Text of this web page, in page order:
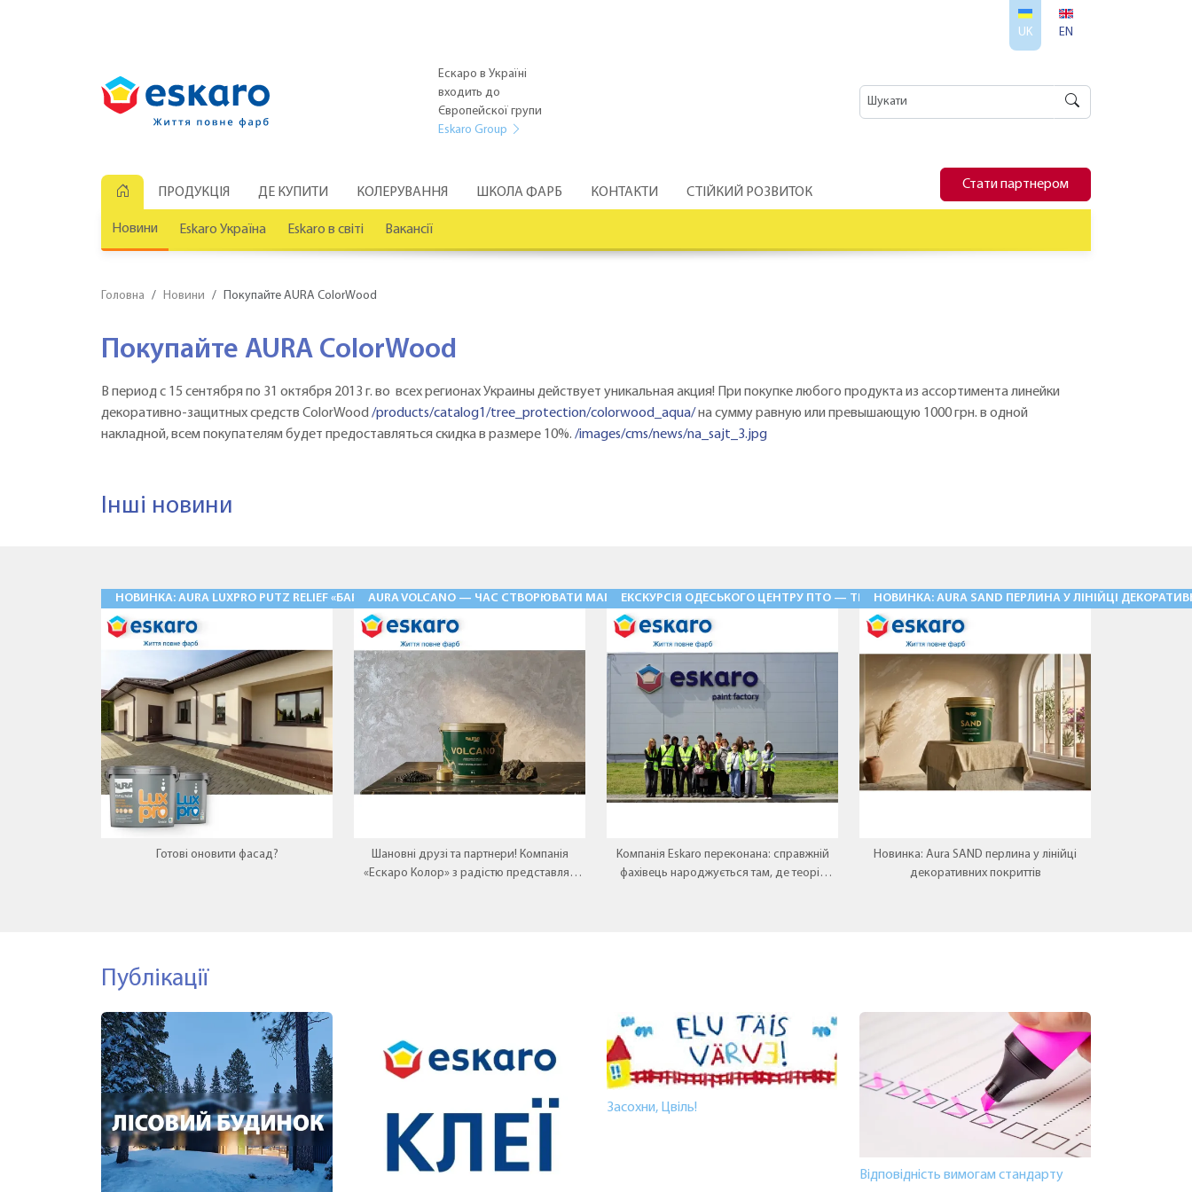
UK EN
Ескаро в Україні
входить до
Європейскої групи
Eskaro Group
ПРОДУКЦІЯ ДЕ КУПИТИ КОЛЕРУВАННЯ ШКОЛА ФАРБ КОНТАКТИ СТІЙКИЙ РОЗВИТОК
Стати партнером
Новини Eskaro Україна Eskaro в світі Вакансії
Головна Новини Покупайте AURA ColorWood
Покупайте AURA ColorWood
В период с 15 сентября по 31 октября 2013 г. во всех регионах Украины действует уникальная акция! При покупке любого продукта из ассортимента линейки
декоративно-защитных средств СolorWood /products/catalog1/tree_protection/colorwood_aqua/на сумму равную или превышающую 1000 грн. в одной
накладной, всем покупателям будет предоставляться скидка в размере 10%. /images/cms/news/na_sajt_3.jpg
Інші новини
НОВИНКА: AURA LUXPRO PUTZ RELIEF «БАРАНЕЦЬ» — ФАСАДНІ ШТУКАТУРКИ НОВОГО РІВНЯ 03.08.2026
Готові оновити фасад?
AURA VOLCANO — ЧАС СТВОРЮВАТИ МАГІЮ 28.05.2026
Шановні друзі та партнери! Компанія
«Ескаро Колор» з радістю представляє
ЕКСКУРСІЯ ОДЕСЬКОГО ЦЕНТРУ ПТО — ТРАДИЦІЯ, ЩО ЖИВЕ! 11.05.2026
Компанія Eskaro переконана: справжній
фахівець народжується там, де теорія
НОВИНКА: AURA SAND ПЕРЛИНА У ЛІНІЙЦІ
Новинка: Aura SAND перлина у лінійці
декоративних покриттів
Публікації
Засохни, Цвіль!
Відповідність вимогам стандарту